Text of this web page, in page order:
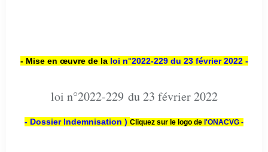
- Mise en œuvre de la loi n°2022-229 du 23 février 2022 -
loi n°2022-229 du 23 février 2022
- Dossier Indemnisation ) Cliquez sur le logo de l'ONACVG -